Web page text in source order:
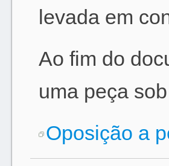
levada em
Ao fim do
uma peça
Oposição a